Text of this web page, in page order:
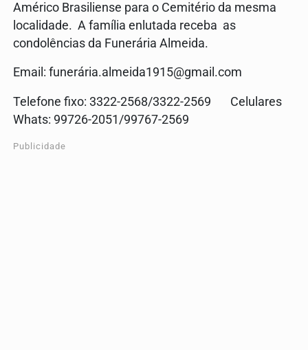
Américo Brasiliense para o Cemitério da mesma
localidade. A família enlutada receba as
condolências da Funerária Almeida.
Email: funerária.almeida1915@gmail.com
Telefone fixo: 3322-2568/3322-2569 Celulares
Whats: 99726-2051/99767-2569
Publicidade